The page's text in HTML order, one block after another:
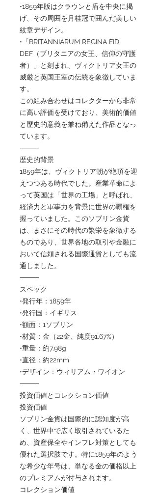
•1859年版はクラウンと盾を中央に掲
げ、その周囲を月桂冠で囲んだ美しい
紋章デザイン。
•「BRITANNIARUM REGINA FID
DEF（ブリタニアの女王、信仰の守護
者）」と刻まれ、ヴィクトリア女王の
威厳と英国王室の伝統を象徴していま
す。
この組み合わせはコレクターから非常
に高い評価を受けており、美術的価値
と歴史的意義を兼ね備えた作品となっ
ています。
⸻
歴史的背景
1859年は、ヴィクトリア朝が絶頂を迎
えつつある時代でした。産業革命によ
って英国は「世界の工場」と呼ばれ、
経済力と軍事力を背景に世界の覇権を
握っていました。このソブリン金貨
は、まさにその時代の繁栄を象徴する
ものであり、世界各地の取引や金融に
おいて信頼される国際通貨としても流
通しました。
⸻
スペック
•発行年：1859年
•発行国：イギリス
•額面：1ソブリン
•材質：金（22金、純度91.67%）
•重量：約7.98g
•直径：約22mm
•デザイン：ウィリアム・ワイオン
⸻
投資価値とコレクション価値
投資価値
ソブリン金貨は国際的に認知度が高
く、世界中で広く取引されているた
め、資産保全やインフレ対策としても
優れた選択肢です。特に1859年のよう
な希少な年号は、単なる金の価格以上
のプレミアムが付与されます。
コレクション価値